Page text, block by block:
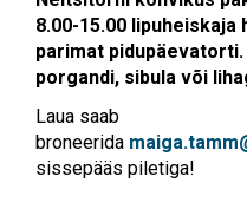
8.00-15.00 lipuheiskaja
parimat
porgandi, sibula või
Laua saab
broneerida
sissepääs piletiga!